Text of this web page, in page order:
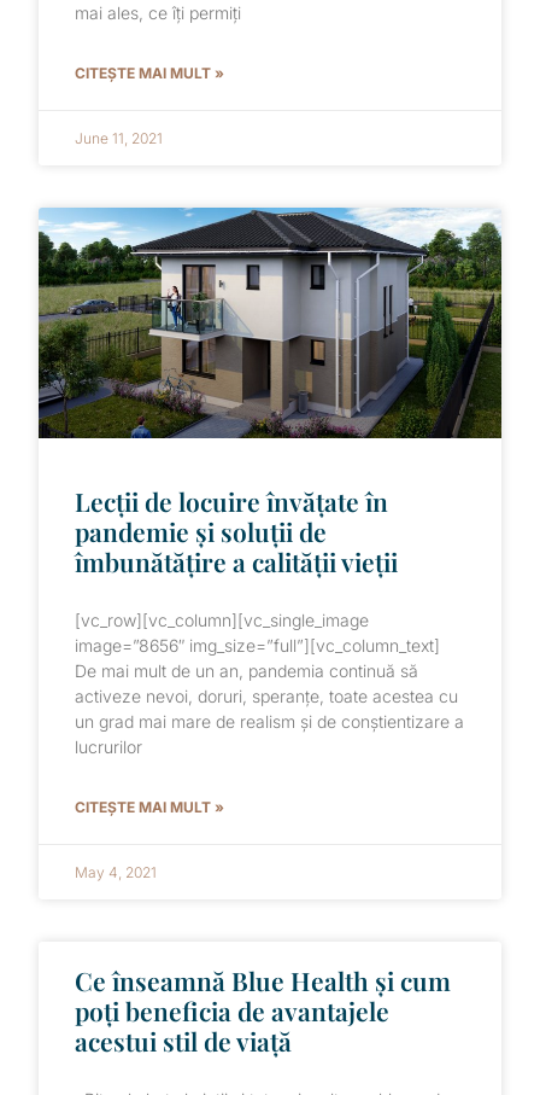
mai ales, ce îți permiți
CITEȘTE MAI MULT »
June 11, 2021
Lecții de locuire învățate în
pandemie și soluții de
îmbunătățire a calității vieții
[vc_row][vc_column][vc_single_image
image=”8656″ img_size=”full”][vc_column_text]
De mai mult de un an, pandemia continuă să
activeze nevoi, doruri, speranțe, toate acestea cu
un grad mai mare de realism și de conștientizare a
lucrurilor
CITEȘTE MAI MULT »
May 4, 2021
Ce înseamnă Blue Health și cum
poți beneficia de avantajele
acestui stil de viață